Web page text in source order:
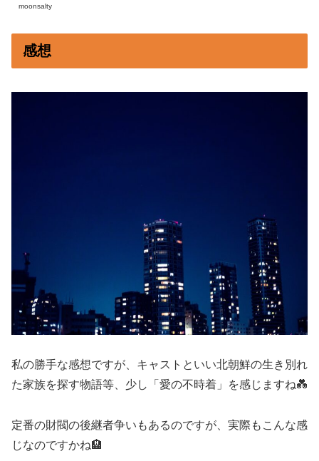
moonsalty
感想
私の勝手な感想ですが、キャストといい北朝鮮の生き別れ
た家族を探す物語等、少し「愛の不時着」を感じますね💑
定番の財閥の後継者争いもあるのですが、実際もこんな感
じなのですかね🏨